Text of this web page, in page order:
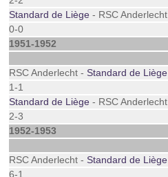
Standard de Liège - RSC Anderlecht
0-0
1951-1952
RSC Anderlecht -Standard de Liège
1-1
Standard de Liège - RSC Anderlecht
2-3
1952-1953
RSC Anderlecht -Standard de Liège
6-1